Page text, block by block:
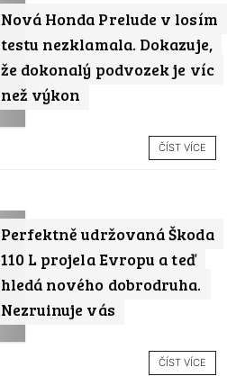
Nová Honda Prelude v losím
testu nezklamala. Dokazuje,
že dokonalý podvozek je víc
než výkon
ČÍST VÍCE
Perfektně udržovaná Škoda
110 L projela Evropu a teď
hledá nového dobrodruha.
Nezruinuje vás
ČÍST VÍCE